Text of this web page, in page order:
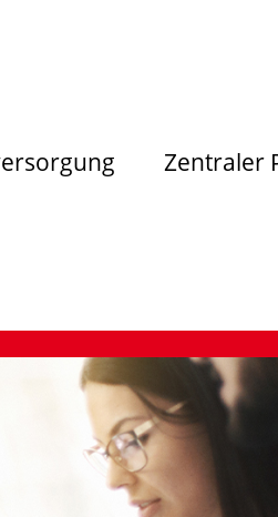
Zentraler